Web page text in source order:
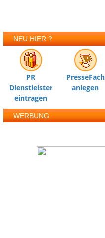
NEU HIER ?
PR
Dienstleister
eintragen
PresseFach
anlegen
WERBUNG